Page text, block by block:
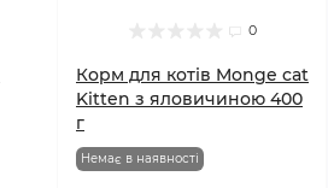
0
Корм для котів Monge cat
Kitten з яловичиною 400
г
Немає в наявності